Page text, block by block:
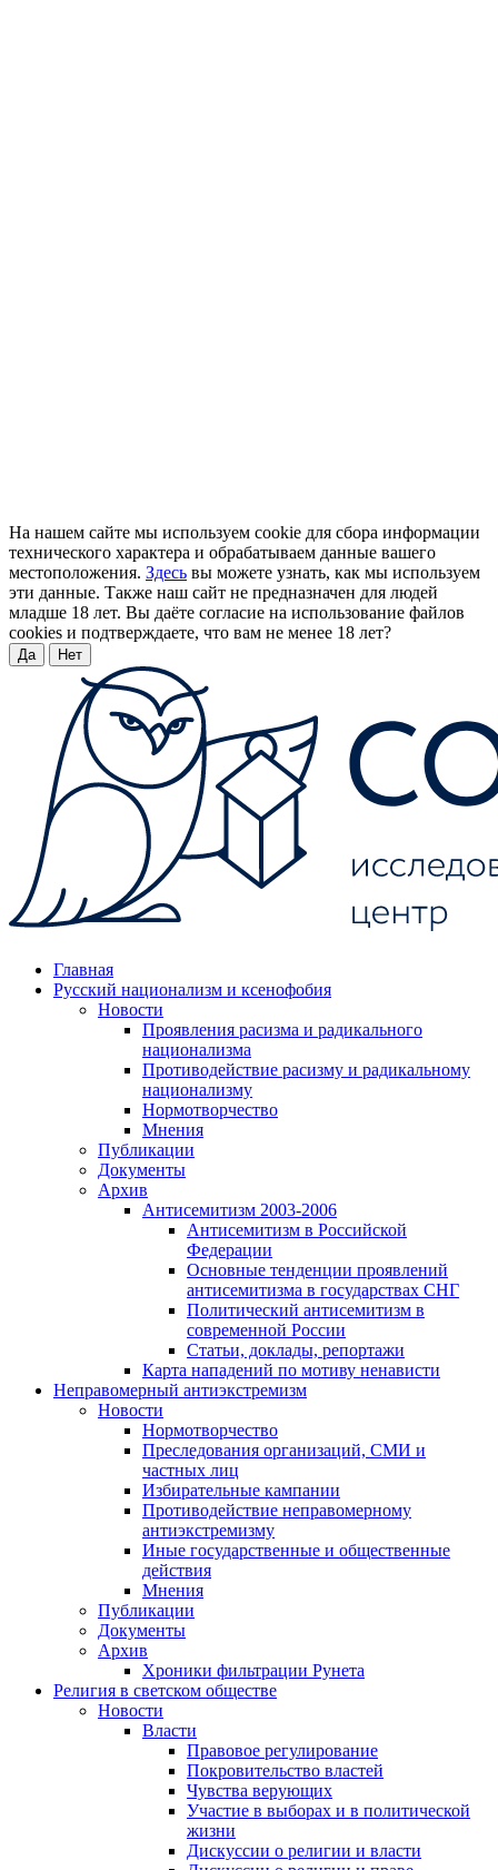
На нашем сайте мы используем cookie для сбора информации
технического характера и обрабатываем данные вашего
местоположения. Здесь вы можете узнать, как мы используем
эти данные. Также наш сайт не предназначен для людей
младше 18 лет. Вы даёте согласие на использование файлов
cookies и подтверждаете, что вам не менее 18 лет?
Да Нет
Главная
Русский национализм и ксенофобия
Новости
Проявления расизма и радикального
национализма
Противодействие расизму и радикальному
национализму
Нормотворчество
Мнения
Публикации
Документы
Архив
Антисемитизм 2003-2006
Антисемитизм в Российской
Федерации
Основные тенденции проявлений
антисемитизма в государствах СНГ
Политический антисемитизм в
современной России
Статьи, доклады, репортажи
Карта нападений по мотиву ненависти
Неправомерный антиэкстремизм
Новости
Нормотворчество
Преследования организаций, СМИ и
частных лиц
Избирательные кампании
Противодействие неправомерному
антиэкстремизму
Иные государственные и общественные
действия
Мнения
Публикации
Документы
Архив
Хроники фильтрации Рунета
Религия в светском обществе
Новости
Власти
Правовое регулирование
Покровительство властей
Чувства верующих
Участие в выборах и в политической
жизни
Дискуссии о религии и власти